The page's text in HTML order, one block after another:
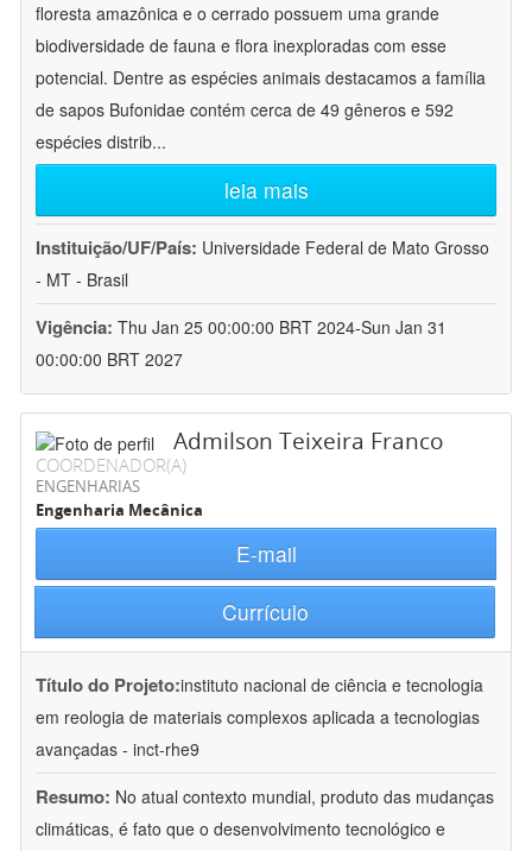
floresta amazônica e o cerrado possuem uma grande
biodiversidade de fauna e flora inexploradas com esse
potencial. Dentre as espécies animais destacamos a família
de sapos Bufonidae contém cerca de 49 gêneros e 592
espécies distrib...
leia mais
Instituição/UF/País: Universidade Federal de Mato Grosso
- MT - Brasil
Vigência: Thu Jan 25 00:00:00 BRT 2024-Sun Jan 31
00:00:00 BRT 2027
Admilson Teixeira Franco
COORDENADOR(A)
ENGENHARIAS
Engenharia Mecânica
E-mail
Currículo
Título do Projeto:instituto nacional de ciência e tecnologia
em reologia de materiais complexos aplicada a tecnologias
avançadas - inct-rhe9
Resumo: No atual contexto mundial, produto das mudanças
climáticas, é fato que o desenvolvimento tecnológico e